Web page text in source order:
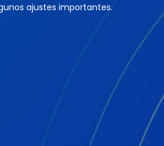
ajustes importantes.